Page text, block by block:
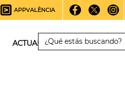
APPVALÈNCIA
ACTUALIDAD